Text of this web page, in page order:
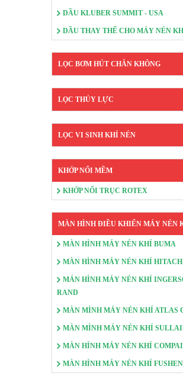
DẦU KLUBER SUMMIT - USA
DẦU THAY THẾ CHO MÁY NÉN
LỌC BƠM HÚT CHÂN KHÔNG
LỌC THỦY LỰC
LỌC VI SINH KHÍ NÉN
KHỚP NỐI MỀM
KHỚP NỐI TRỤC ROTEX
MÀN HÌNH ĐIỀU KHIỂN MÁY NÉN
MÀN HÌNH MÁY NÉN KHÍ BUMA
MÀN HÌNH MÁY NÉN KHÍ
MÁN HÌNH MÁY NÉN KHÍ
RAND
MÀN MÌNH MÁY NÉN KHÍ ATLAS
MÀN MÌNH MÁY NÉN KHÍ
MÀN HÌNH MÁY NÉN KHÍ
MÀN HÌNH MÁY NÉN KHÍ